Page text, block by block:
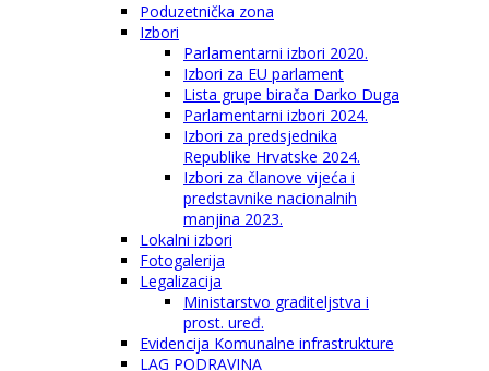
Poduzetnička zona
Izbori
Parlamentarni izbori 2020.
Izbori za EU parlament
Lista grupe birača Darko Duga
Parlamentarni izbori 2024.
Izbori za predsjednika
Republike Hrvatske 2024.
Izbori za članove vijeća i
predstavnike nacionalnih
manjina 2023.
Lokalni izbori
Fotogalerija
Legalizacija
Ministarstvo graditeljstva i
prost. uređ.
Evidencija Komunalne infrastrukture
LAG PODRAVINA